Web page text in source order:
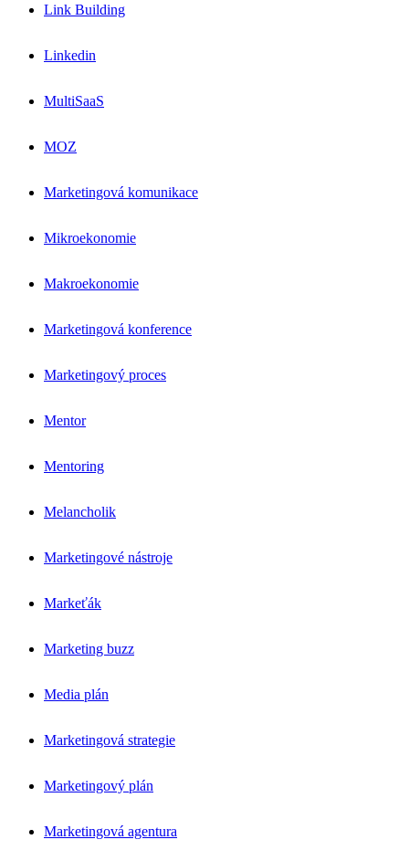
Link Building
Linkedin
MultiSaaS
MOZ
Marketingová komunikace
Mikroekonomie
Makroekonomie
Marketingová konference
Marketingový proces
Mentor
Mentoring
Melancholik
Marketingové nástroje
Markeťák
Marketing buzz
Media plán
Marketingová strategie
Marketingový plán
Marketingová agentura